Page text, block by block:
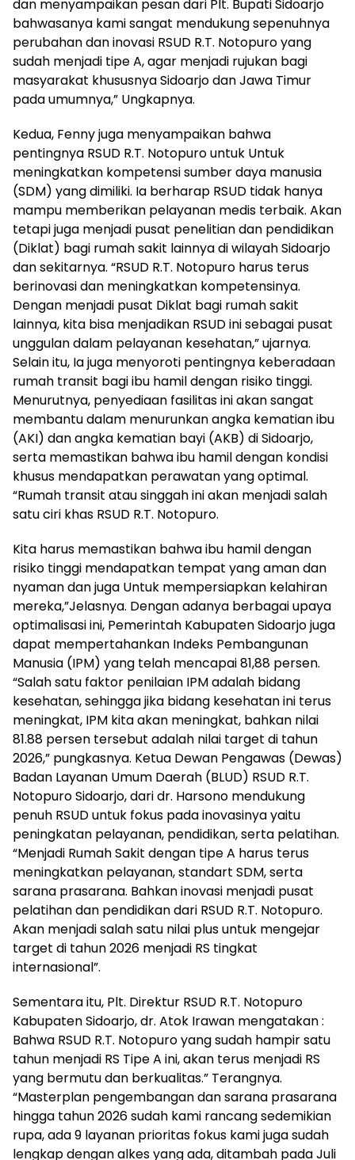
dan menyampaikan pesan dari Plt. Bupati Sidoarjo
bahwasanya kami sangat mendukung sepenuhnya
perubahan dan inovasi RSUD R.T. Notopuro yang
sudah menjadi tipe A, agar menjadi rujukan bagi
masyarakat khususnya Sidoarjo dan Jawa Timur
pada umumnya,” Ungkapnya.
Kedua, Fenny juga menyampaikan bahwa
pentingnya RSUD R.T. Notopuro untuk Untuk
meningkatkan kompetensi sumber daya manusia
(SDM) yang dimiliki. Ia berharap RSUD tidak hanya
mampu memberikan pelayanan medis terbaik. Akan
tetapi juga menjadi pusat penelitian dan pendidikan
(Diklat) bagi rumah sakit lainnya di wilayah Sidoarjo
dan sekitarnya. “RSUD R.T. Notopuro harus terus
berinovasi dan meningkatkan kompetensinya.
Dengan menjadi pusat Diklat bagi rumah sakit
lainnya, kita bisa menjadikan RSUD ini sebagai pusat
unggulan dalam pelayanan kesehatan,” ujarnya.
Selain itu, Ia juga menyoroti pentingnya keberadaan
rumah transit bagi ibu hamil dengan risiko tinggi.
Menurutnya, penyediaan fasilitas ini akan sangat
membantu dalam menurunkan angka kematian ibu
(AKI) dan angka kematian bayi (AKB) di Sidoarjo,
serta memastikan bahwa ibu hamil dengan kondisi
khusus mendapatkan perawatan yang optimal.
“Rumah transit atau singgah ini akan menjadi salah
satu ciri khas RSUD R.T. Notopuro.
Kita harus memastikan bahwa ibu hamil dengan
risiko tinggi mendapatkan tempat yang aman dan
nyaman dan juga Untuk mempersiapkan kelahiran
mereka,”Jelasnya. Dengan adanya berbagai upaya
optimalisasi ini, Pemerintah Kabupaten Sidoarjo juga
dapat mempertahankan Indeks Pembangunan
Manusia (IPM) yang telah mencapai 81,88 persen.
“Salah satu faktor penilaian IPM adalah bidang
kesehatan, sehingga jika bidang kesehatan ini terus
meningkat, IPM kita akan meningkat, bahkan nilai
81.88 persen tersebut adalah nilai target di tahun
2026,” pungkasnya. Ketua Dewan Pengawas (Dewas)
Badan Layanan Umum Daerah (BLUD) RSUD R.T.
Notopuro Sidoarjo, dari dr. Harsono mendukung
penuh RSUD untuk fokus pada inovasinya yaitu
peningkatan pelayanan, pendidikan, serta pelatihan.
“Menjadi Rumah Sakit dengan tipe A harus terus
meningkatkan pelayanan, standart SDM, serta
sarana prasarana. Bahkan inovasi menjadi pusat
pelatihan dan pendidikan dari RSUD R.T. Notopuro.
Akan menjadi salah satu nilai plus untuk mengejar
target di tahun 2026 menjadi RS tingkat
internasional”.
Sementara itu, Plt. Direktur RSUD R.T. Notopuro
Kabupaten Sidoarjo, dr. Atok Irawan mengatakan :
Bahwa RSUD R.T. Notopuro yang sudah hampir satu
tahun menjadi RS Tipe A ini, akan terus menjadi RS
yang bermutu dan berkualitas.” Terangnya.
“Masterplan pengembangan dan sarana prasarana
hingga tahun 2026 sudah kami rancang sedemikian
rupa, ada 9 layanan prioritas fokus kami juga sudah
lengkap dengan alkes yang ada, ditambah pada Juli